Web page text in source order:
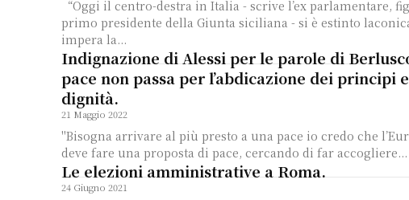
primo presidente della Giunta siciliana - si è estinto
impera la...
Indignazione di Alessi per le parole di
pace non passa per l’abdicazione dei principi
dignità.
21 Maggio 2022
"Bisogna arrivare al più presto a una pace io credo che l’Europa unita
deve fare una proposta di pace, cercando di far accogliere...
Le elezioni amministrative a Roma.
24 Giugno 2021